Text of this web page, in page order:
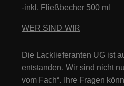
-inkl. Fließbecher 500 ml
WER SIND WIR
Die Lacklieferanten UG ist
entstanden. Wir sind nicht
vom Fach“. Ihre Fragen